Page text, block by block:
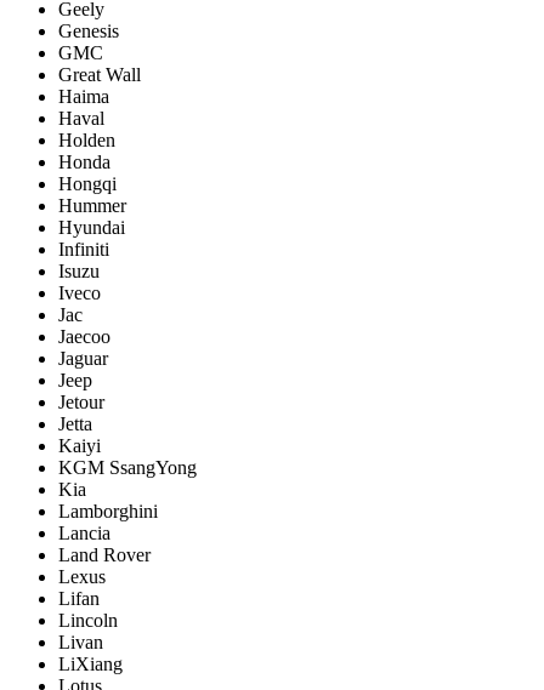
Geely
Genesis
GMC
Great Wall
Haima
Haval
Holden
Honda
Hongqi
Hummer
Hyundai
Infiniti
Isuzu
Iveco
Jac
Jaecoo
Jaguar
Jeep
Jetour
Jetta
Kaiyi
KGM SsangYong
Kia
Lamborghini
Lancia
Land Rover
Lexus
Lifan
Lincoln
Livan
LiXiang
Lotus